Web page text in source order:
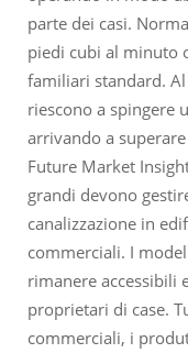
parte dei casi.
piedi cubi al minuto
familiari standard.
riescono a spingere
arrivando a
Future Market
grandi devono
canalizzazione in
commerciali. I
rimanere accessibili
proprietari di case.
commerciali, i